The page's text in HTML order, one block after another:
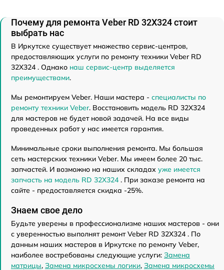
Почему для ремонта Veber RD 32X324 стоит
выбрать нас
В Иркутске существует множество сервис-центров,
предоставляющих услуги по ремонту техники Veber RD
32X324 . Однако наш сервис-центр выделяется
преимуществами.
Мы ремонтируем Veber. Наши мастера - специалисты по
ремонту техники Veber. Восстановить модель RD 32X324
для мастеров не будет новой задачей. На все виды
проведенных работ у нас имеется гарантия.
Минимальные сроки выполнения ремонта. Мы большая
сеть мастерских техники Veber. Мы имеем более 20 тыс.
запчастей. И возможно на наших складах уже имеется
запчасть на модель RD 32X324 . При заказе ремонта на
сайте - предоставляется скидка -25%.
Знаем свое дело
Будьте уверены в профессионализме наших мастеров - они
с уверенностью выполнят ремонт Veber RD 32X324 . По
данным наших мастеров в Иркутске по ремонту Veber,
наиболее востребованы следующие услуги: Замена
матрицы, Замена микросхемы логики, Замена микросхемы